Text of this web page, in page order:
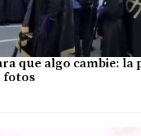
que algo cambie: la
fotos